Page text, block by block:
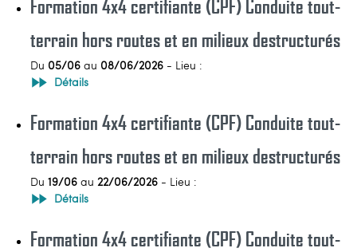
Formation 4x4 certifiante (CPF) Conduite tout-
terrain hors routes et en milieux destructurés
Du 05/06 au 08/06/2026 - Lieu :
Détails
Formation 4x4 certifiante (CPF) Conduite tout-
terrain hors routes et en milieux destructurés
Du 19/06 au 22/06/2026 - Lieu :
Détails
Formation 4x4 certifiante (CPF) Conduite tout-